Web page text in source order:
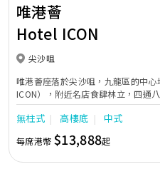
唯港薈
Hotel ICON
尖沙咀
唯港薈座落於尖沙咀，九龍區的中
ICON），附近名店食肆林立，四通
中的活力個性，成為一眾準新人舉
隊由策劃統籌至所有婚宴每個細節，
讓您留下獨特的醉人回憶。 擁有時
廳，配置了全套先進的視聽影音及燈
現代時尚感的水晶玻璃燈，演繹出與
無柱式 高樓底 中式
每席港幣 $13,888起